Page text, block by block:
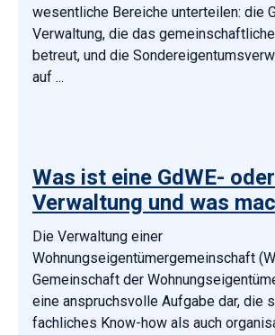
wesentliche Bereiche unterteilen: die
Verwaltung, die das
betreut, und die
auf ...
Was ist eine GdWE-
Verwaltung und was
Die Verwaltung einer
Wohnungseigentümergemeinschaft
Gemeinschaft der
eine anspruchsvolle Aufgabe dar, die
fachliches Know-how als auch